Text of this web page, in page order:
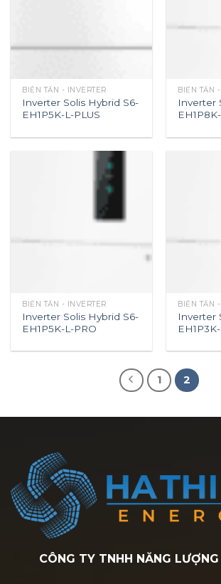
BIẾN TẦN - INVERTER
Inverter Solis Hybrid S6-
EH1P5K-L-PLUS
BIẾN TẦN
Inverter
BIẾN TẦN - INVERTER
Inverter Solis Hybrid S6-
EH1P5K-L-PRO
BIẾN TẦN
Inverter
1 2
CÔNG TY TNHH NĂNG LƯỢNG